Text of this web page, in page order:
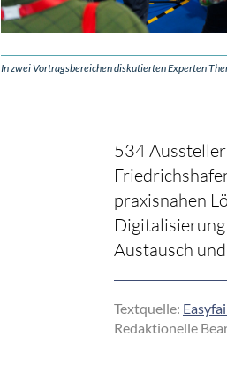
In zwei Vortragsbereichen diskutierten Experten
534
praxisnahen
Austausch
Textquelle:
Redaktionelle